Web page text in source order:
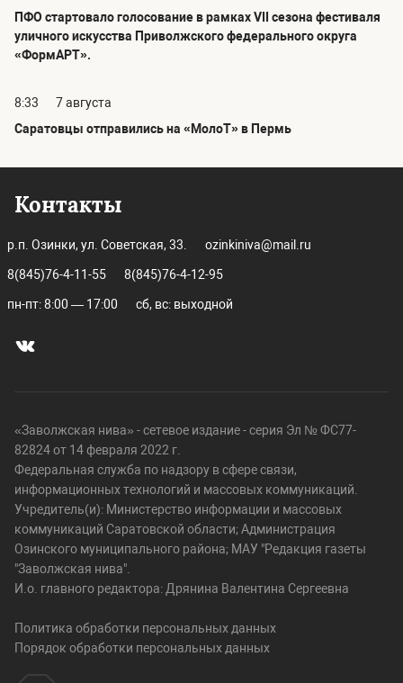
ПФО стартовало голосование в рамках VII сезона фестиваля
уличного искусства Приволжского федерального округа
«ФормАРТ».
8:33
7 августа
Саратовцы отправились на «МолоТ» в Пермь
Контакты
р.п. Озинки, ул. Советская, 33. ozinkiniva@mail.ru
8(845)76-4-11-55 8(845)76-4-12-95
пн-пт: 8:00 — 17:00 сб, вс: выходной
«Заволжская нива» - сетевое издание - серия Эл № ФС77-
82824 от 14 февраля 2022 г.
Федеральная служба по надзору в сфере связи,
информационных технологий и массовых коммуникаций.
Учредитель(и): Министерство информации и массовых
коммуникаций Саратовской области; Администрация
Озинского муниципального района; МАУ "Редакция газеты
"Заволжская нива".
И.о. главного редактора: Дрянина Валентина Сергеевна
Политика обработки персональных данных
Порядок обработки персональных данных